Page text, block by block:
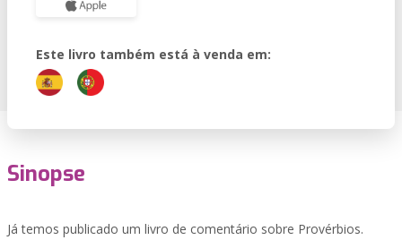
Este livro também está à venda em:
Sinopse
Já temos publicado um livro de comentário sobre Provérbios.